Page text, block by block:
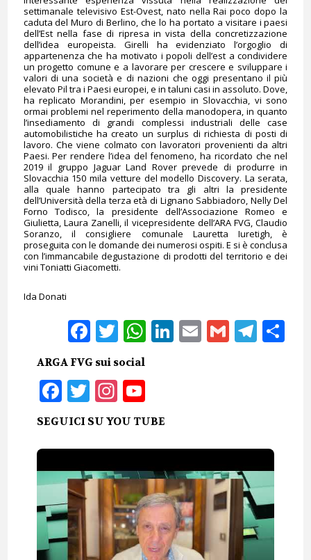
settimanale televisivo Est-Ovest, nato nella Rai poco dopo la
caduta del Muro di Berlino, che lo ha portato a visitare i paesi
dell’Est nella fase di ripresa in vista della concretizzazione
dell’idea europeista. Girelli ha evidenziato l’orgoglio di
appartenenza che ha motivato i popoli dell’est a condividere
un progetto comune e a lavorare per crescere e sviluppare i
valori di una società e di nazioni che oggi presentano il più
elevato Pil tra i Paesi europei, e in taluni casi in assoluto. Dove,
ha replicato Morandini, per esempio in Slovacchia, vi sono
ormai problemi nel reperimento della manodopera, in quanto
l’insediamento di grandi complessi industriali delle case
automobilistiche ha creato un surplus di richiesta di posti di
lavoro. Che viene colmato con lavoratori provenienti da altri
Paesi. Per rendere l’idea del fenomeno, ha ricordato che nel
2019 il gruppo Jaguar Land Rover prevede di produrre in
Slovacchia 150 mila vetture del modello Discovery. La serata,
alla quale hanno partecipato tra gli altri la presidente
dell’Università della terza età di Lignano Sabbiadoro, Nelly Del
Forno Todisco, la presidente dell’Associazione Romeo e
Giulietta, Laura Zanelli, il vicepresidente dell’ARA FVG, Claudio
Soranzo, il consigliere comunale Lauretta Iuretigh, è
proseguita con le domande dei numerosi ospiti. E si è conclusa
con l’immancabile degustazione di prodotti del territorio e dei
vini Toniatti Giacometti.
Ida Donati
Facebook
Twitter
WhatsApp
LinkedIn
EmailGmail
ARGA FVG sui social
Facebook
Twitter
Instagram
YouTube
SEGUICI SU YOU TUBE